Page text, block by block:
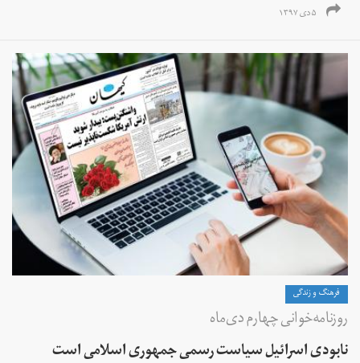
۵ دی ۱۳۹۷
فرهنگ و زندگی
روزنامه‌خوانی چهارم دی‌ماه
نابودی اسرائیل سیاست رسمی جمهوری اسلامی است